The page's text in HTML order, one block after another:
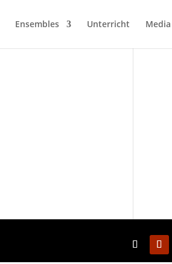
Ensem­bles Unter­richt Media